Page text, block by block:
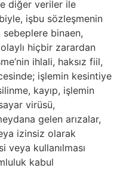
diğer veriler ile
işbu sözleşmenin
binaen,
hiçbir zarardan
ihlali, haksız fiil,
işlemin kesintiye
kayıp, işlemin
virüsü,
gelen arızalar,
izinsiz olarak
veya kullanılması
kabul